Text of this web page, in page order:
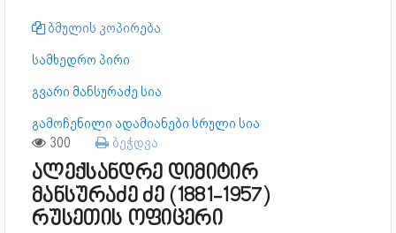
ბმულის კოპირება
სამხედრო პირი
გვარი მანსურაძე სია
გამოჩენილი ადამიანები სრული სია
300 ბეჭდვა
ალექსანდრე დიმიტირ
მანსურაძე ძე (1881-1957)
რუსეთის ოფიცერი